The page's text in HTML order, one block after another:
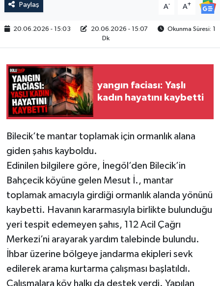
Paylaş A- A+
20.06.2026 - 15:03 20.06.2026 - 15:07
Okunma Süresi: 1
Dk
yangın faciası: Yaşlı
kadın hayatını kaybetti
Bilecik’te mantar toplamak için ormanlık alana
giden şahıs kayboldu.
Edinilen bilgilere göre, İnegöl’den Bilecik’in
Bahçecik köyüne gelen Mesut İ., mantar
toplamak amacıyla girdiği ormanlık alanda yönünü
kaybetti. Havanın kararmasıyla birlikte bulunduğu
yeri tespit edemeyen şahıs, 112 Acil Çağrı
Merkezi’ni arayarak yardım talebinde bulundu.
İhbar üzerine bölgeye jandarma ekipleri sevk
edilerek arama kurtarma çalışması başlatıldı.
Çalışmalara köy halkı da destek verdi. Yapılan